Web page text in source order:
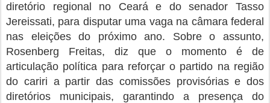
diretório regional no Ceará e do senador Tasso
Jereissati, para disputar uma vaga na câmara federal
nas eleições do próximo ano. Sobre o assunto,
Rosenberg Freitas, diz que o momento é de
articulação política para reforçar o partido na região
do cariri a partir das comissões provisórias e dos
diretórios municipais, garantindo a presença do